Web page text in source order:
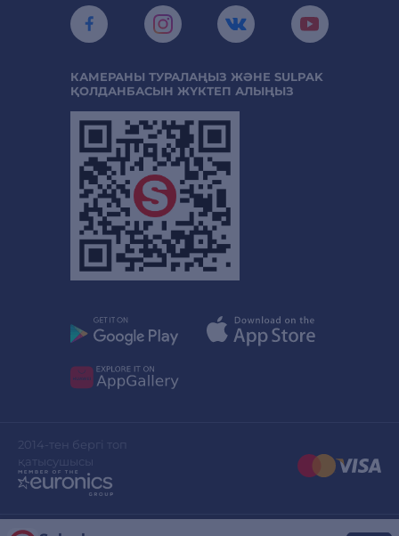
КАМЕРАНЫ ТУРАЛАҢЫЗ ЖӘНЕ SULPAK
ҚОЛДАНБАСЫН ЖҮКТЕП АЛЫҢЫЗ
2014-тен бергі топ
қатысушысы